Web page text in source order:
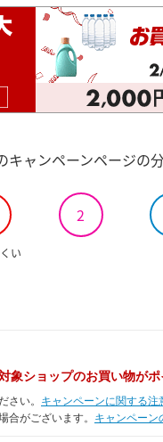
キャンペーンページの
2
い
象ショップのお買い物がポ
さい。 キャンペーンに関する注
合がございます。 キャンペーン